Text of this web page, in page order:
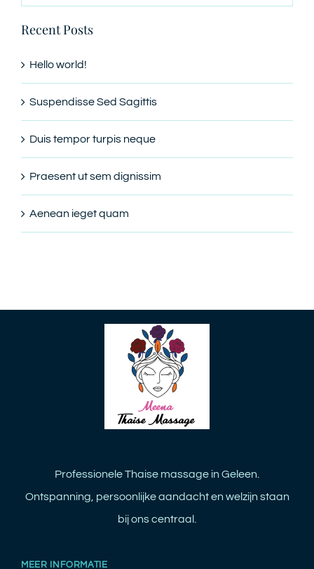
Recent Posts
Hello world!
Suspendisse Sed Sagittis
Duis tempor turpis neque
Praesent ut sem dignissim
Aenean ieget quam
Professionele Thaise massage in Geleen.
Ontspanning, persoonlijke aandacht en welzijn staan
bij ons centraal.
MEER INFORMATIE